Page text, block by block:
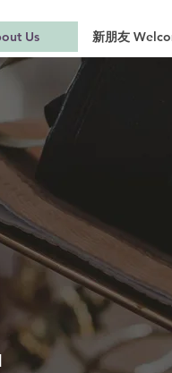
Us 新朋友